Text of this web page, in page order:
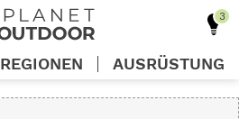
REGIONEN AUSRÜSTUNG